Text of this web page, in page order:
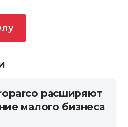
расширяют
малого бизнеса